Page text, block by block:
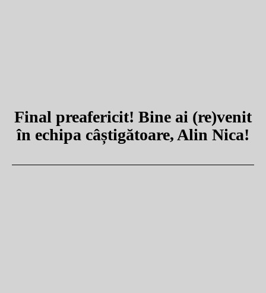
Final preafericit! Bine ai (re)venit
în echipa câștigătoare, Alin Nica!